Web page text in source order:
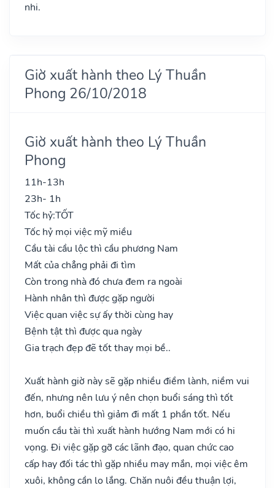
nhi.
Giờ xuất hành theo Lý Thuần
Phong 26/10/2018
Giờ xuất hành theo Lý Thuần
Phong
11h-13h
23h- 1h
Tốc hỷ:TỐT
Tốc hỷ mọi việc mỹ miều
Cầu tài cầu lộc thì cầu phương Nam
Mất của chẳng phải đi tìm
Còn trong nhà đó chưa đem ra ngoài
Hành nhân thì được gặp người
Việc quan việc sự ấy thời cùng hay
Bệnh tật thì được qua ngày
Gia trạch đẹp đẽ tốt thay mọi bề..
Xuất hành giờ này sẽ gặp nhiều điềm lành, niềm vui
đến, nhưng nên lưu ý nên chọn buổi sáng thì tốt
hơn, buổi chiều thì giảm đi mất 1 phần tốt. Nếu
muốn cầu tài thì xuất hành hướng Nam mới có hi
vọng. Đi việc gặp gỡ các lãnh đạo, quan chức cao
cấp hay đối tác thì gặp nhiều may mắn, mọi việc êm
xuôi, không cần lo lắng. Chăn nuôi đều thuận lợi,